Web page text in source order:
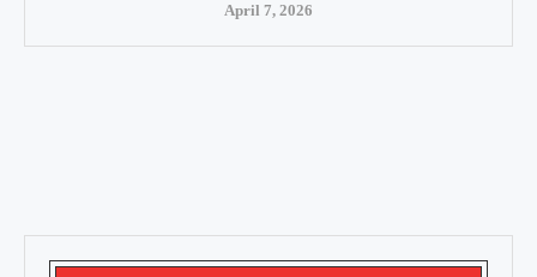
April 7, 2026